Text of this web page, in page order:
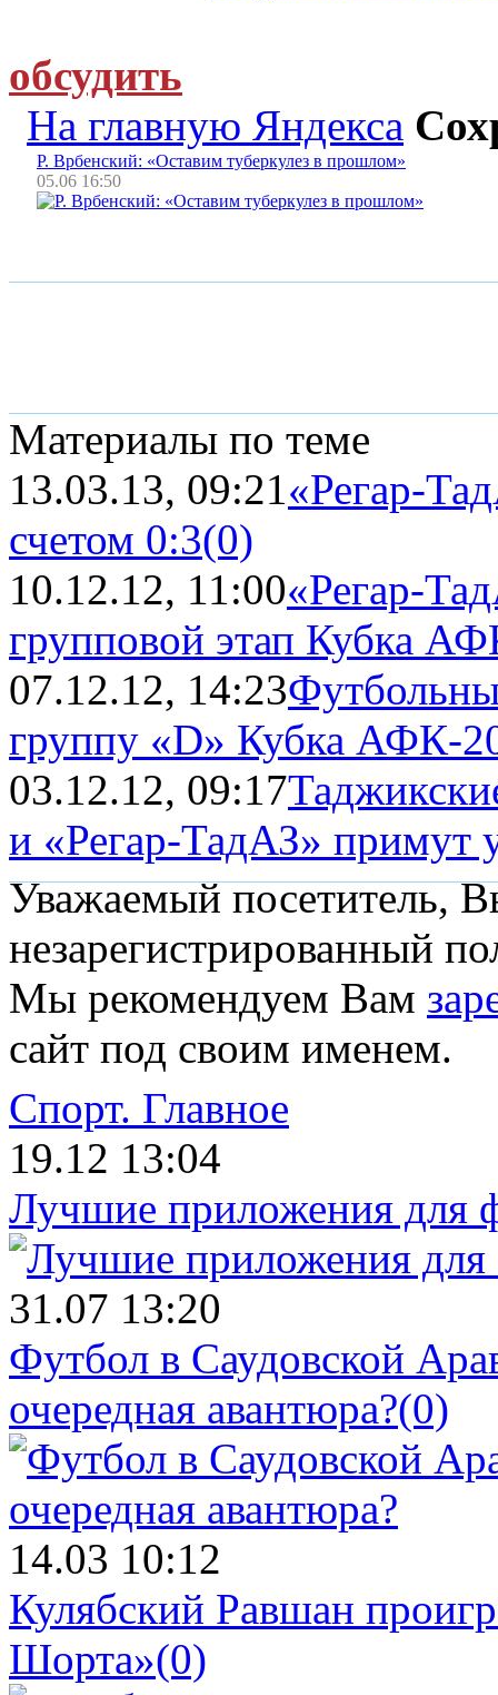
обсудить
На главную Яндекса
Р. Врбенский: «Оставим туберкулез в прошлом»
05.06 16:50
Материалы по теме
13.03.13, 09:21«Регар-
счетом 0:3(0)
10.12.12, 11:00«Регар-
групповой этап Кубка
07.12.12, 14:23
группу «D» Кубка АФК-
03.12.12, 09:17
и «Регар-ТадАЗ» примут
Уважаемый посетитель,
незарегистрированный
Мы рекомендуем Вам
сайт под своим именем.
Спорт. Главное
19.12 13:04
Лучшие приложения для
31.07 13:20
Футбол в Саудовской
очередная авантюра?(0)
14.03 10:12
Кулябский Равшан
Шорта»(0)